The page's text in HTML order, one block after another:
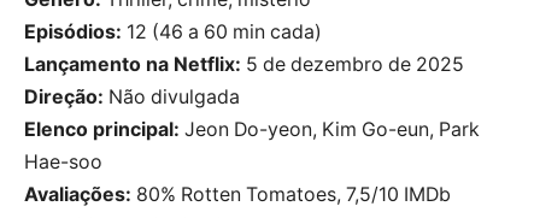
Episódios: 12 (46 a 60 min cada)
Lançamento na Netflix: 5 de dezembro de 2025
Direção: Não divulgada
Elenco principal: Jeon Do-yeon, Kim Go-eun, Park
Hae-soo
Avaliações: 80% Rotten Tomatoes, 7,5/10 IMDb